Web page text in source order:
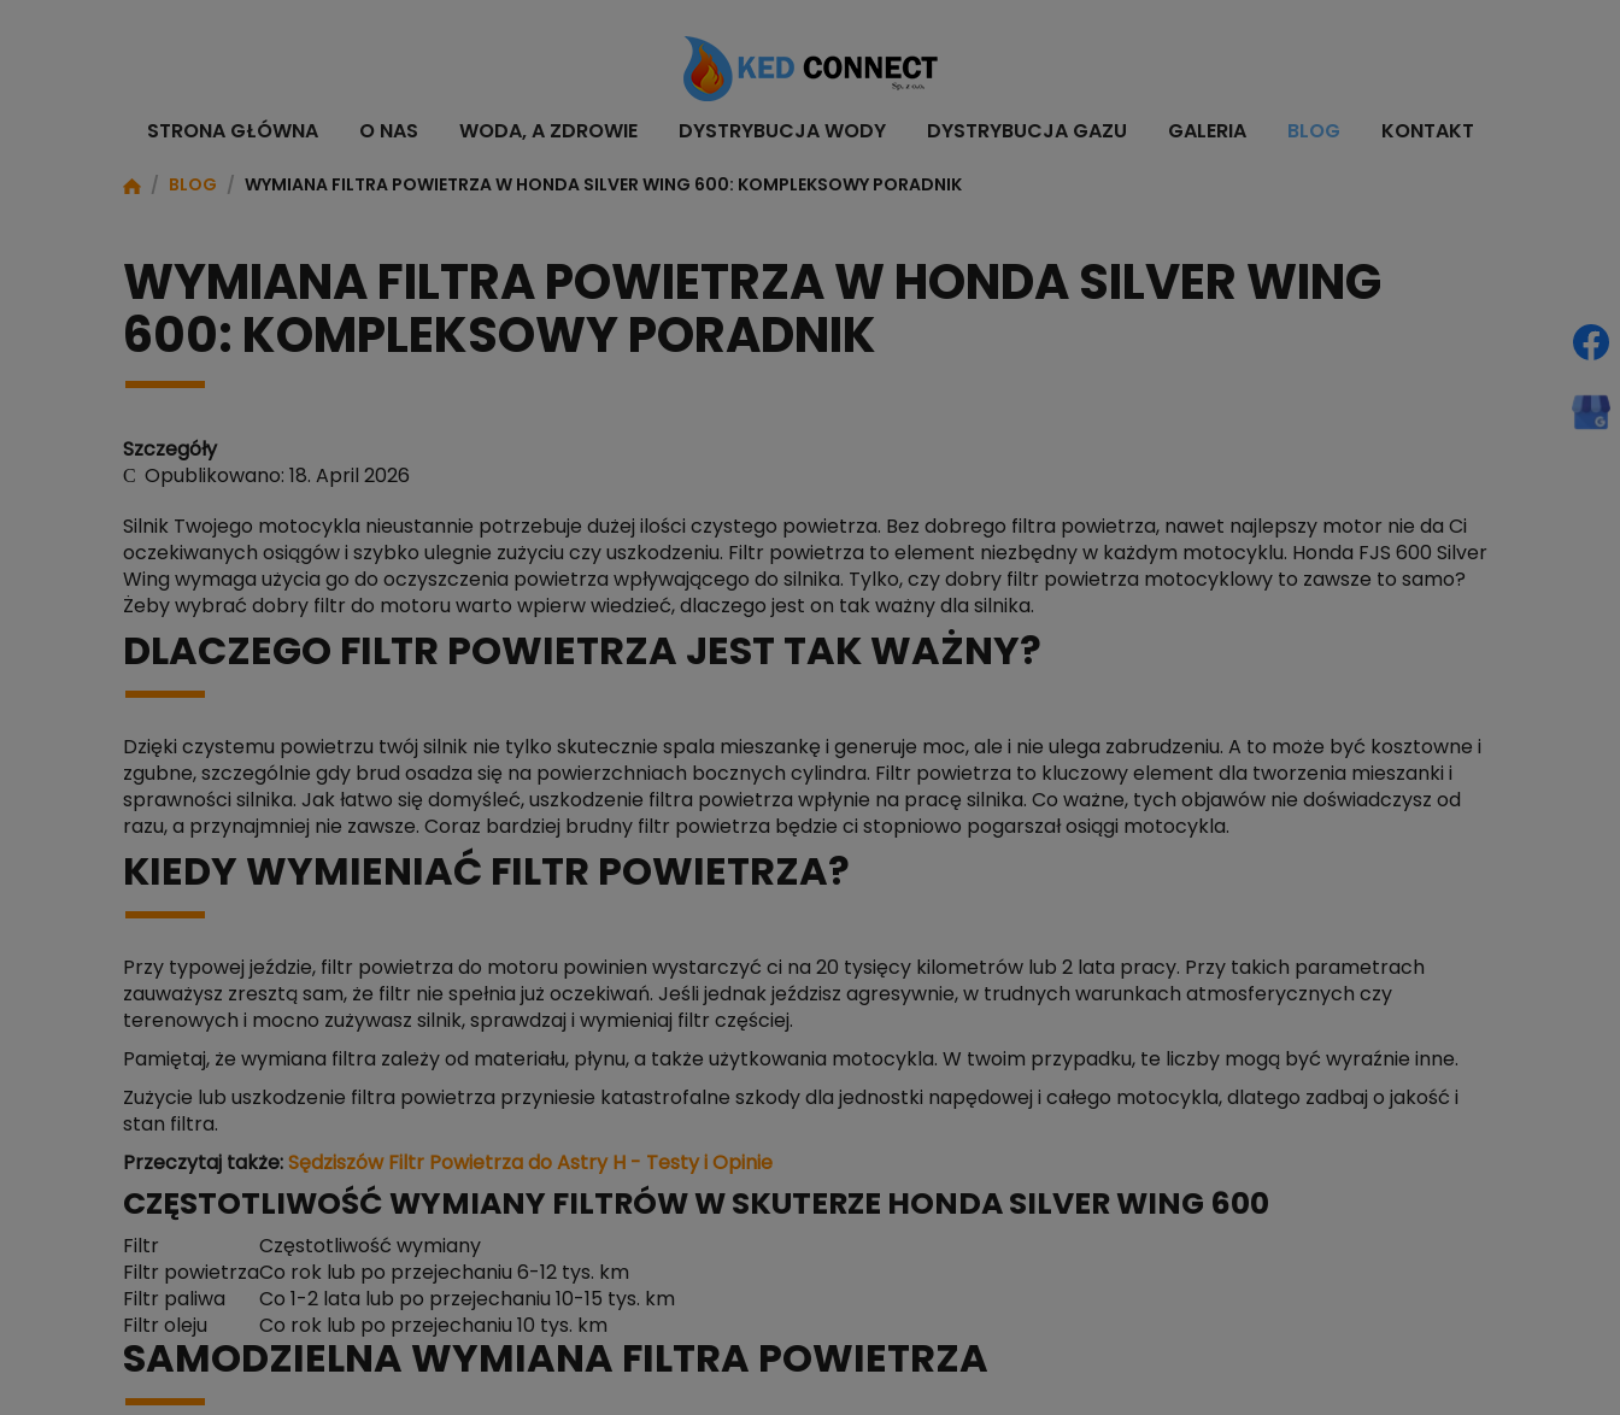
STRONA GŁÓWNA O NAS WODA, A ZDROWIE DYSTRYBUCJA WODY DYSTRYBUCJA GAZU GALERIA BLOG KONTAKT
/ BLOG / WYMIANA FILTRA POWIETRZA W HONDA SILVER WING 600: KOMPLEKSOWY PORADNIK
WYMIANA FILTRA POWIETRZA W HONDA SILVER WING
600: KOMPLEKSOWY PORADNIK
Szczegóły
Opublikowano: 18. April 2026
Silnik Twojego motocykla nieustannie potrzebuje dużej ilości czystego powietrza. Bez dobrego filtra powietrza, nawet najlepszy motor nie da Ci
oczekiwanych osiągów i szybko ulegnie zużyciu czy uszkodzeniu. Filtr powietrza to element niezbędny w każdym motocyklu. Honda FJS 600 Silver
Wing wymaga użycia go do oczyszczenia powietrza wpływającego do silnika. Tylko, czy dobry filtr powietrza motocyklowy to zawsze to samo?
Żeby wybrać dobry filtr do motoru warto wpierw wiedzieć, dlaczego jest on tak ważny dla silnika.
DLACZEGO FILTR POWIETRZA JEST TAK WAŻNY?
Dzięki czystemu powietrzu twój silnik nie tylko skutecznie spala mieszankę i generuje moc, ale i nie ulega zabrudzeniu. A to może być kosztowne i
zgubne, szczególnie gdy brud osadza się na powierzchniach bocznych cylindra. Filtr powietrza to kluczowy element dla tworzenia mieszanki i
sprawności silnika. Jak łatwo się domyśleć, uszkodzenie filtra powietrza wpłynie na pracę silnika. Co ważne, tych objawów nie doświadczysz od
razu, a przynajmniej nie zawsze. Coraz bardziej brudny filtr powietrza będzie ci stopniowo pogarszał osiągi motocykla.
KIEDY WYMIENIAĆ FILTR POWIETRZA?
Przy typowej jeździe, filtr powietrza do motoru powinien wystarczyć ci na 20 tysięcy kilometrów lub 2 lata pracy. Przy takich parametrach
zauważysz zresztą sam, że filtr nie spełnia już oczekiwań. Jeśli jednak jeździsz agresywnie, w trudnych warunkach atmosferycznych czy
terenowych i mocno zużywasz silnik, sprawdzaj i wymieniaj filtr częściej.
Pamiętaj, że wymiana filtra zależy od materiału, płynu, a także użytkowania motocykla. W twoim przypadku, te liczby mogą być wyraźnie inne.
Zużycie lub uszkodzenie filtra powietrza przyniesie katastrofalne szkody dla jednostki napędowej i całego motocykla, dlatego zadbaj o jakość i
stan filtra.
Przeczytaj także: Sędziszów Filtr Powietrza do Astry H - Testy i Opinie
CZĘSTOTLIWOŚĆ WYMIANY FILTRÓW W SKUTERZE HONDA SILVER WING 600
Filtr
Częstotliwość wymiany
Filtr powietrzaCo rok lub po przejechaniu 6-12 tys. km
Filtr paliwa
Co 1-2 lata lub po przejechaniu 10-15 tys. km
Filtr oleju
Co rok lub po przejechaniu 10 tys. km
SAMODZIELNA WYMIANA FILTRA POWIETRZA